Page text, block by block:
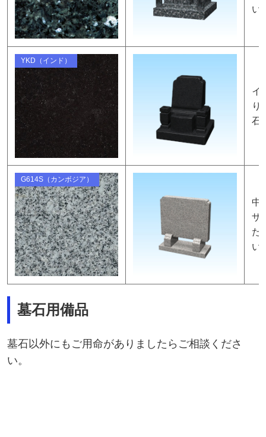
い
YKD（インド）
イ
り
石
G614S（カンボジア）
中
ザ
た
い
墓石用備品
墓石以外にもご用命がありましたらご相談くださ
い。